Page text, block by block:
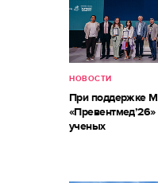
НОВОСТИ
При поддержке
ученых